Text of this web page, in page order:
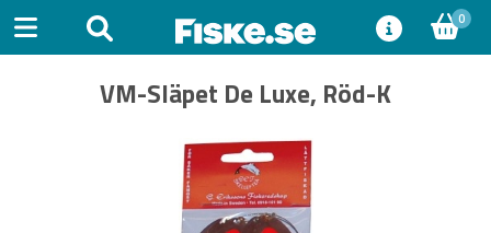
0
VM-Släpet De Luxe, Röd-K